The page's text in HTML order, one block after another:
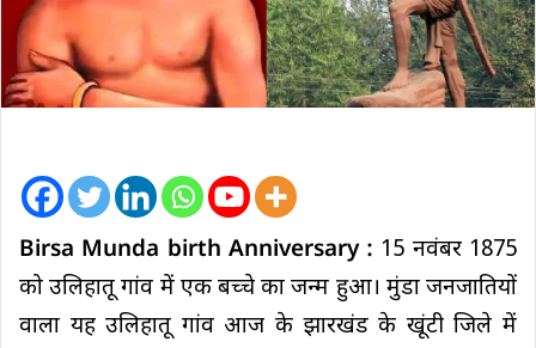
Birsa Munda birth Anniversary : 15 नवंबर 1875
को उलिहातू गांव में एक बच्चे का जन्म हुआ। मुंडा जनजातियों
वाला यह उलिहातू गांव आज के झारखंड के खूंटी जिले में